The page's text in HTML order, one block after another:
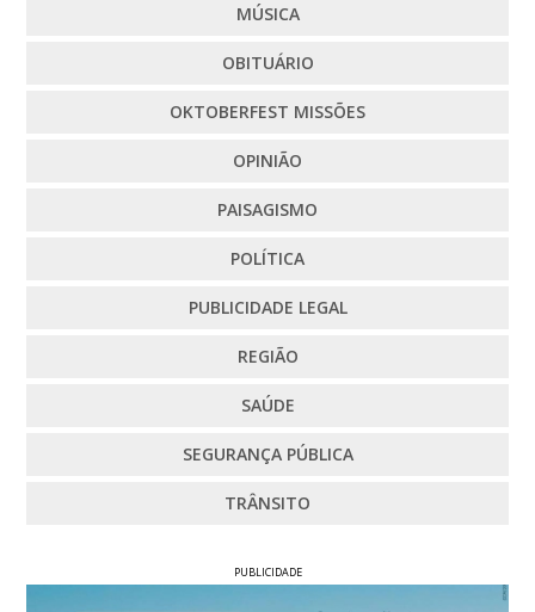
MÚSICA
OBITUÁRIO
OKTOBERFEST MISSÕES
OPINIÃO
PAISAGISMO
POLÍTICA
PUBLICIDADE LEGAL
REGIÃO
SAÚDE
SEGURANÇA PÚBLICA
TRÂNSITO
PUBLICIDADE